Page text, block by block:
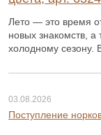
Лето — это время
новых знакомств,
холодному сезону.
03.08.2026
Поступление